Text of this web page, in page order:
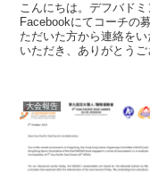
こんにちは。デフバド
Facebookにてコーチの
ただいた方から連絡を
いただき、ありがとう
大会報告